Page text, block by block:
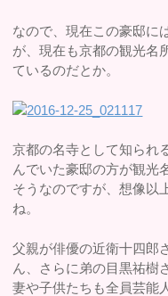
なので、現在この豪邸に
が、現在も京都の観光名
ているのだとか。
京都の名寺として知られ
んでいた豪邸の方が観光
そうなのですが、想像以
ね。
父親が俳優の近衛十四郎
ん、さらに弟の目黒祐樹
妻や子供たちも全員芸能